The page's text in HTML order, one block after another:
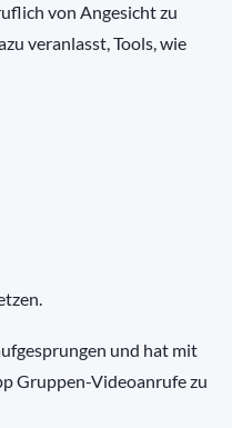
von Angesicht zu
veranlasst, Tools, wie
und hat mit
Gruppen-Videoanrufe zu